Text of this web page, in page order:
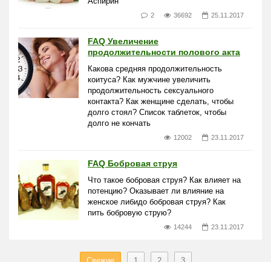
2 36692 25.11.2017
FAQ Увеличение
продолжительности полового акта
Какова средняя продолжительность
коитуса? Как мужчине увеличить
продолжительность сексуального
контакта? Как женщине сделать, чтобы
долго стоял? Список таблеток, чтобы
долго не кончать
12002 23.11.2017
FAQ Бобровая струя
Что такое бобровая струя? Как влияет на
потенцию? Оказывает ли влияние на
женское либидо бобровая струя? Как
пить бобровую струю?
14244 23.11.2017